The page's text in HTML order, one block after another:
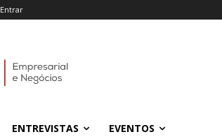
Entrar
ENTREVISTAS EVENTOS